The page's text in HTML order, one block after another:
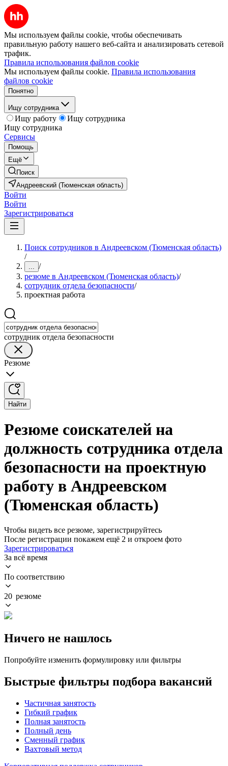
Мы используем файлы cookie, чтобы обеспечивать
правильную работу нашего веб-сайта и анализировать сетевой
трафик.
Правила использования файлов cookie
Мы используем файлы cookie. Правила использования
файлов cookie
Понятно
Ищу сотрудника
Ищу работу
Ищу сотрудника
Ищу сотрудника
Сервисы
Помощь
Ещё
Поиск
Андреевский (Тюменская область)
Войти
Войти
Зарегистрироваться
Поиск сотрудников в Андреевском (Тюменская область)
/
... /
резюме в Андреевском (Тюменская область)/
сотрудник отдела безопасности/
проектная работа
сотрудник отдела безопасности
Резюме
Найти
Резюме соискателей на
должность сотрудника отдела
безопасности на проектную
работу в Андреевском
(Тюменская область)
Чтобы видеть все резюме, зарегистрируйтесь
После регистрации покажем ещё 2 и откроем фото
Зарегистрироваться
За всё время
По соответствию
20 резюме
Ничего не нашлось
Попробуйте изменить формулировку или фильтры
Быстрые фильтры подбора вакансий
Частичная занятость
Гибкий график
Полная занятость
Полный день
Сменный график
Вахтовый метод